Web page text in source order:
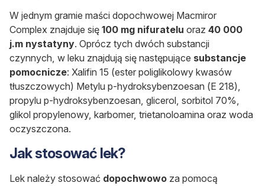
W jednym gramie maści dopochwowej Macmiror
Complex znajduje się 100 mg nifuratelu oraz 40 000
j.m nystatyny. Oprócz tych dwóch substancji
czynnych, w leku znajdują się następujące substancje
pomocnicze: Xalifin 15 (ester poliglikolowy kwasów
tłuszczowych) Metylu p-hydroksybenzoesan (E 218),
propylu p-hydroksybenzoesan, glicerol, sorbitol 70%,
glikol propylenowy, karbomer, trietanoloamina oraz woda
oczyszczona.
Jak stosować lek?
Lek należy stosować dopochwowo za pomocą